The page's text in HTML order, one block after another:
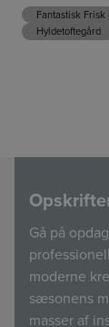
Fantastisk Frisk
Hyldetoftegård
Gå på
moderne
sæsonens
masser af